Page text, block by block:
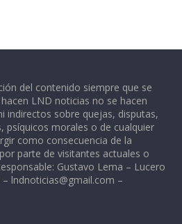
del contenido siempre que se
LND noticias no se hacen
indirectos sobre quejas, disputas,
psíquicos morales o de cualquier
como consecuencia de la
parte de visitantes actuales o
Gustavo Lema – Lucero
– lndnoticias@gmail.com –